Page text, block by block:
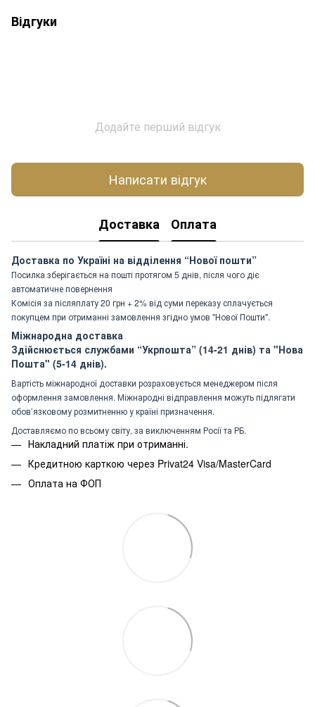
Відгуки
Додайте перший відгук
Написати відгук
Доставка Оплата
Доставка по Україні на відділення “Нової пошти”
Посилка зберігається на пошті протягом 5 днів, після чого діє
автоматичне повернення
Комісія за післяплату 20 грн + 2% від суми переказу сплачується
покупцем при отриманні замовлення згідно умов "Нової Пошти".
Міжнародна доставка
Здійснюється службами “Укрпошта” (14-21 днів) та "Нова
Пошта" (5-14 днів).
Вартість міжнародної доставки розраховується менеджером після
оформлення замовлення. Міжнародні відправлення можуть підлягати
обов’язковому розмитненню у країні призначення.
Доставляємо по всьому світу, за виключенням Росії та РБ.
Накладний платіж при отриманні.
Кредитною карткою через Privat24 Visa/MasterCard
Оплата на ФОП